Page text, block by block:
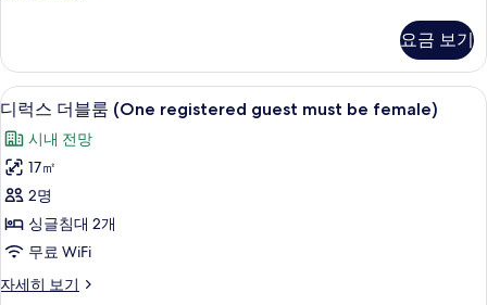
1
개,
시
내
전
망
(One
registered
guest
글
룸,
싱
글
침
대
개,
시
내
전
망
요금 보기
디
럭
스
더
블
룸
(One
registered
디럭스 더블룸 (One registered guest
6
디럭스 더블룸 (One registered guest must be female)
시내 전망
17㎡
2명
싱글침대 2개
무료 WiFi
자세히 보기
디